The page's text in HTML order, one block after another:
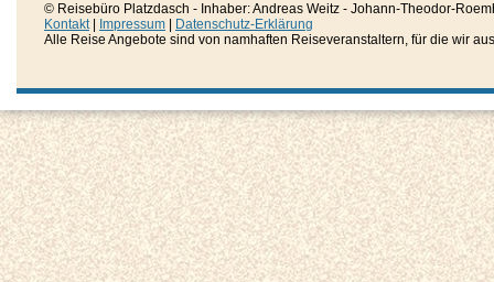
© Reisebüro Platzdasch - Inhaber: Andreas Weitz - Johann-Theodor-
Kontakt| Impressum
Datenschutz-Erklärung
Alle Reise Angebote sind von namhaften Reiseveranstaltern, für die wir